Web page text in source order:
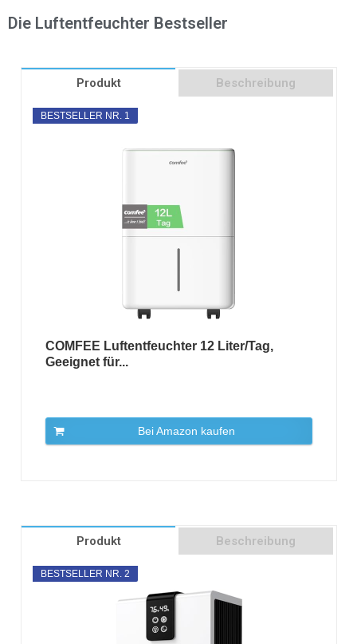
Die Luftentfeuchter Bestseller
Produkt Beschreibung
BESTSELLER NR. 1
COMFEE Luftentfeuchter 12 Liter/Tag,
Geeignet für...
Bei Amazon kaufen
Produkt Beschreibung
BESTSELLER NR. 2